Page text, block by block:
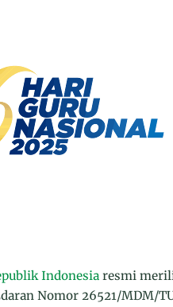
Indonesia resmi
Nomor 26521/MDM/